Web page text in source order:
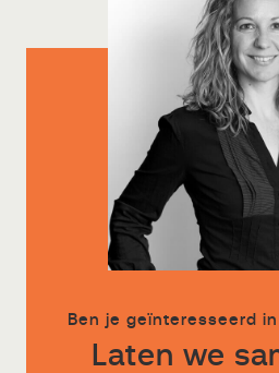
Ben je geïnteresseerd
Laten we